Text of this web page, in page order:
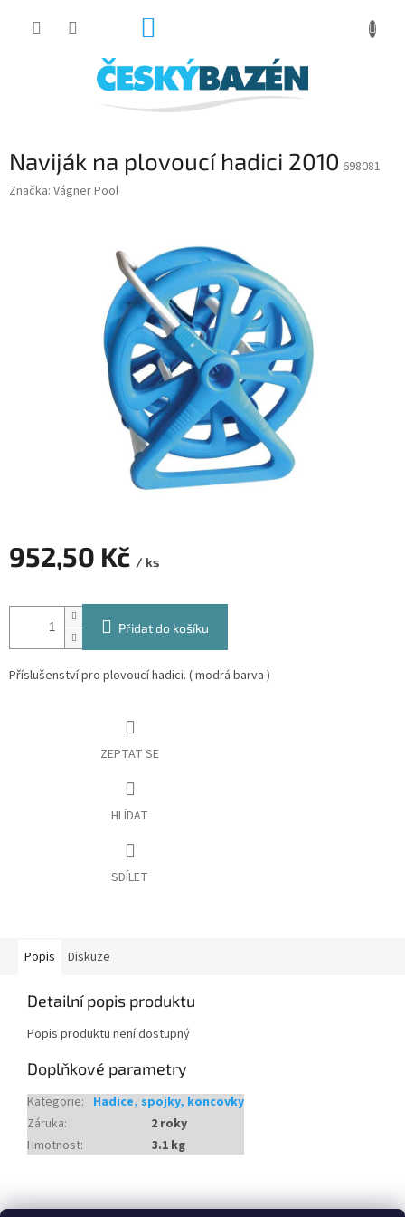
Naviják na plovoucí hadici 2010 698081
Značka: Vágner Pool
952,50 Kč / ks
cena:
Přidat do košíku
Příslušenství pro plovoucí hadici. ( modrá barva )
ZEPTAT SE
HLÍDAT
SDÍLET
Popis Diskuze
Detailní popis produktu
Popis produktu není dostupný
Doplňkové parametry
Kategorie: Hadice, spojky, koncovky
Záruka:
2 roky
Hmotnost: 3.1 kg